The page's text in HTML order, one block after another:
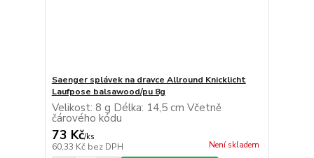
Saenger splávek na dravce Allround Knicklicht
Laufpose balsawood/pu 8g
Velikost: 8 g Délka: 14,5 cm Včetně
čárového kódu
73 Kč/ks
60,33 Kč bez DPH Není skladem